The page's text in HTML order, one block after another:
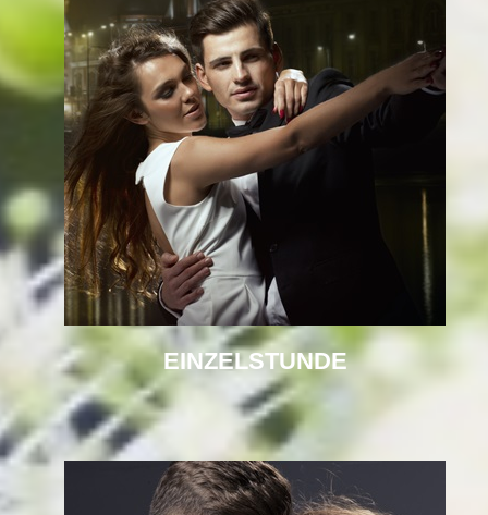
EINZELSTUNDE